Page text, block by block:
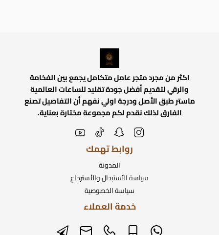
اكثر من مجرد متجر عامل متكامل يجمع بين الفخامة
والرقي لتقديم أفضل جودة تقليد للساعات العالمية
ماستر طبق الأصل ودرجة اولي نفهم أن التفاصيل تصنع
الفارق لذلك نقدم لكم مجموعة مختارة بعناية.
روابط تهمك
المدونة
سياسة الأستبدال والأسترجاع
سياسة الخصوصية
خدمة العملاء